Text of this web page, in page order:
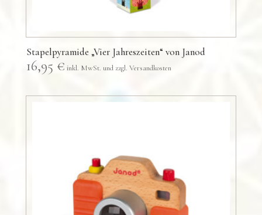
Stapelpyramide „Vier Jahreszeiten“ von Janod
16,95 €